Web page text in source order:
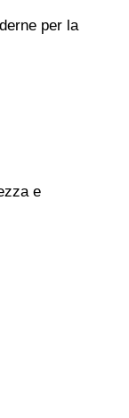
per la
e